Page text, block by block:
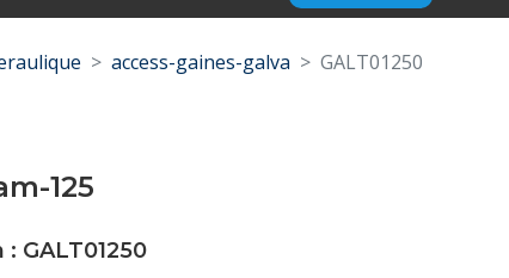
access-gaines-galva GALT01250
125
: GALT01250